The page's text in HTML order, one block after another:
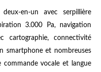
en-un avec serpillière
3.000 Pa, navigation
cartographie, connectivité
smartphone et nombreuses
commande vocale et langue